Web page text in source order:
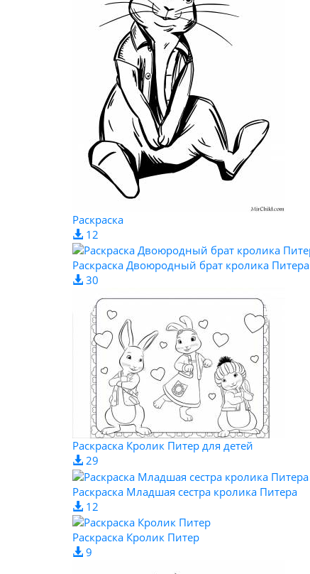
Раскраска
12
Раскраска Двоюродный брат кролика Питера
30
Раскраска Кролик Питер для детей
29
Раскраска Младшая сестра кролика Питера
12
Раскраска Кролик Питер
9